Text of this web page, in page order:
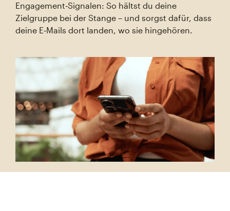
Engagement‑Signalen: So hältst du deine
Zielgruppe bei der Stange – und sorgst dafür, dass
deine E‑Mails dort landen, wo sie hingehören.